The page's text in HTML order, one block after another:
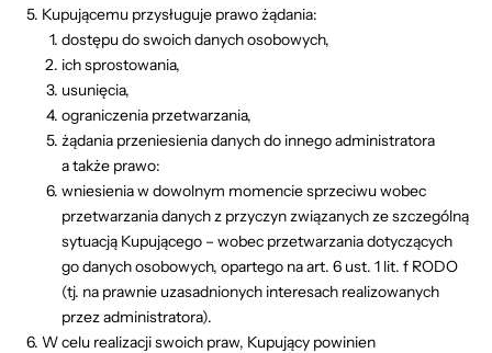
Kupującemu przysługuje prawo żądania:
dostępu do swoich danych osobowych,
ich sprostowania,
usunięcia,
ograniczenia przetwarzania,
żądania przeniesienia danych do innego administratora
a także prawo:
wniesienia w dowolnym momencie sprzeciwu wobec
przetwarzania danych z przyczyn związanych ze szczególną
sytuacją Kupującego – wobec przetwarzania dotyczących
go danych osobowych, opartego na art. 6 ust. 1 lit. f RODO
(tj. na prawnie uzasadnionych interesach realizowanych
przez administratora).
W celu realizacji swoich praw, Kupujący powinien